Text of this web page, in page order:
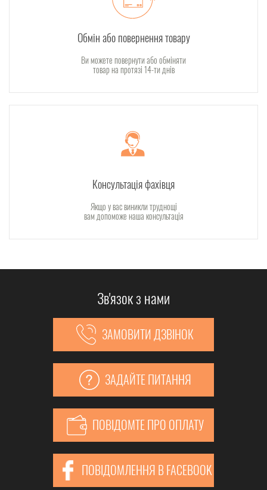
Обмін або повернення товару
Ви можете повернути або обміняти
товар на протязі 14-ти днів
Консультація фахівця
Якщо у вас виникли труднощі
вам допоможе наша консультація
Зв'язок з нами
ЗАМОВИТИ ДЗВІНОК
ЗАДАЙТЕ ПИТАННЯ
ПОВІДОМТЕ ПРО ОПЛАТУ
ПОВІДОМЛЕННЯ В FACEBOOK